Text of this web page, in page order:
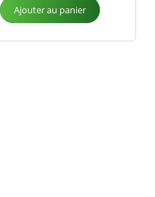
Ajouter au panier